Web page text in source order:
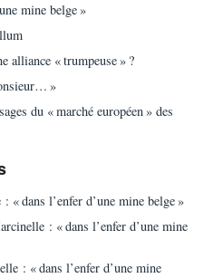
mine belge »
alliance « trumpeuse » ?
»
du « marché européen » des
« dans l’enfer d’une mine belge »
: « dans l’enfer d’une mine
: « dans l’enfer d’une mine